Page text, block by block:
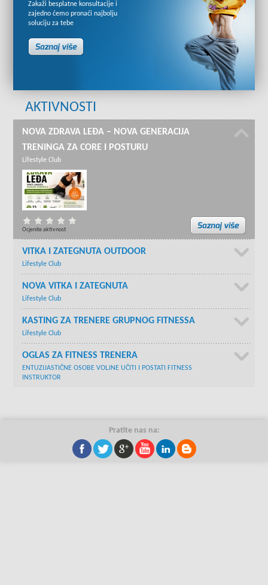
Zakaži besplatne konsultacije i
zajedno ćemo pronaći najbolju
soluciju za tebe
AKTIVNOSTI
NOVA ZDRAVA LEĐA – NOVA GENERACIJA
TRENINGA ZA CORE I POSTURU
Lifestyle Club
Ocjenite aktivnost
VITKA I ZATEGNUTA OUTDOOR
Lifestyle Club
NOVA VITKA I ZATEGNUTA
Lifestyle Club
KASTING ZA TRENERE GRUPNOG FITNESSA
Lifestyle Club
OGLAS ZA FITNESS TRENERA
ENTUZIJASTIČNE OSOBE VOLJNE UČITI I POSTATI FITNESS
INSTRUKTOR
Pratite nas na: